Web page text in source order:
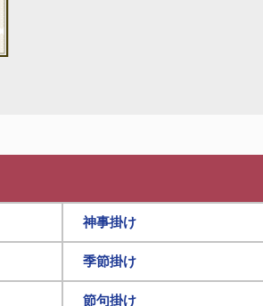
神事掛け
季節掛け
節句掛け